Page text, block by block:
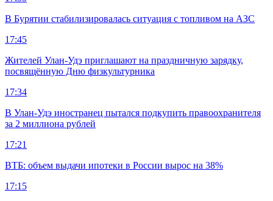
В Бурятии стабилизировалась ситуация с топливом на АЗС
17:45
Жителей Улан-Удэ приглашают на праздничную зарядку,
посвящённую Дню физкультурника
17:34
В Улан-Удэ иностранец пытался подкупить правоохранителя
за 2 миллиона рублей
17:21
ВТБ: объем выдачи ипотеки в России вырос на 38%
17:15